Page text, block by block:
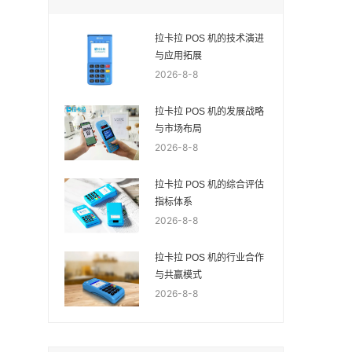
拉卡拉 POS 机的技术演进
与应用拓展
2026-8-8
拉卡拉 POS 机的发展战略
与市场布局
2026-8-8
拉卡拉 POS 机的综合评估
指标体系
2026-8-8
拉卡拉 POS 机的行业合作
与共赢模式
2026-8-8